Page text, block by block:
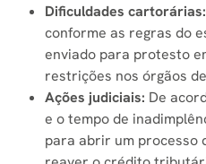
Dificuldades cartorárias:
conforme as regras do
enviado para protesto
restrições nos órgãos
Ações judiciais: De
e o tempo de
para abrir um processo